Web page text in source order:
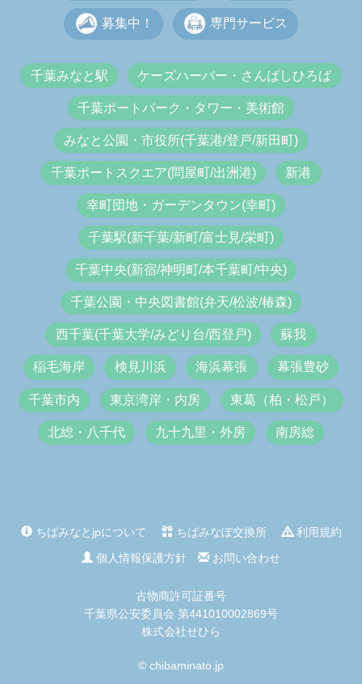
募集中！ 専門サービス
千葉みなと駅 ケーズハーバー・さんばしひろば
千葉ポートパーク・タワー・美術館
みなと公園・市役所(千葉港/登戸/新田町)
千葉ポートスクエア(問屋町/出洲港) 新港
幸町団地・ガーデンタウン(幸町)
千葉駅(新千葉/新町/富士見/栄町)
千葉中央(新宿/神明町/本千葉町/中央)
千葉公園・中央図書館(弁天/松波/椿森)
西千葉(千葉大学/みどり台/西登戸) 蘇我
稲毛海岸 検見川浜 海浜幕張 幕張豊砂
千葉市内 東京湾岸・内房 東葛（柏・松戸）
北総・八千代 九十九里・外房 南房総
ちばみなとjpについて ちばみなぽ交換所
利用規約
個人情報保護方針
お問い合わせ
古物商許可証番号
千葉県公安委員会 第441010002869号
株式会社せひら
© chibaminato.jp